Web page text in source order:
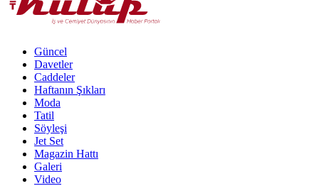
Güncel
Davetler
Caddeler
Haftanın Şıkları
Moda
Tatil
Söyleşi
Jet Set
Magazin Hattı
Galeri
Video